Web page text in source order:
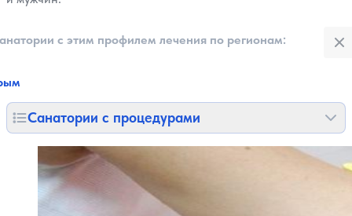
с этим профилем лечения по регионам:
Санатории с процедурами